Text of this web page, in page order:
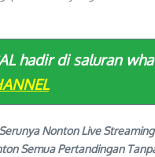
hadir di saluran
Nonton Live
Semua Pertandingan